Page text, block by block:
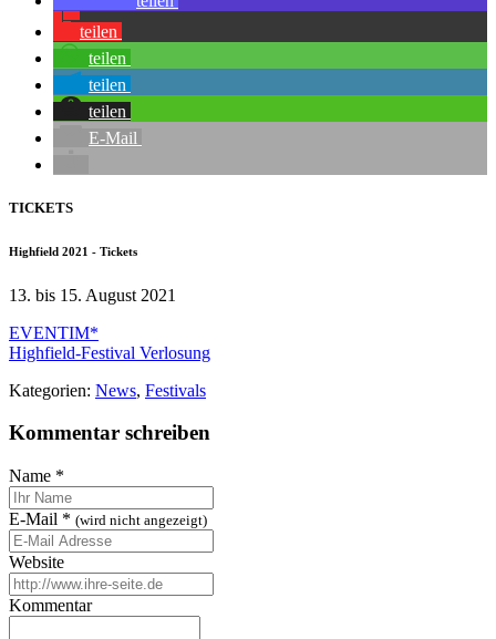
teilen
teilen
teilen
teilen
E-Mail
TICKETS
Highfield 2021 - Tickets
13. bis 15. August 2021
EVENTIM*
Highfield-Festival Verlosung
Kategorien: News, Festivals
Kommentar schreiben
Name *
E-Mail * (wird nicht angezeigt)
Website
Kommentar